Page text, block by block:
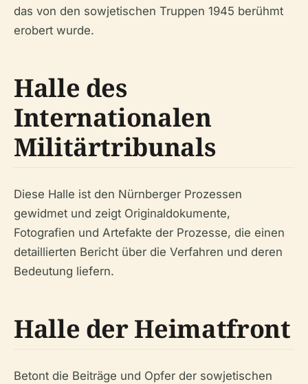
das von den sowjetischen Truppen 1945 berühmt
erobert wurde.
Halle des
Internationalen
Militärtribunals
Diese Halle ist den Nürnberger Prozessen
gewidmet und zeigt Originaldokumente,
Fotografien und Artefakte der Prozesse, die einen
detaillierten Bericht über die Verfahren und deren
Bedeutung liefern.
Halle der Heimatfront
Betont die Beiträge und Opfer der sowjetischen